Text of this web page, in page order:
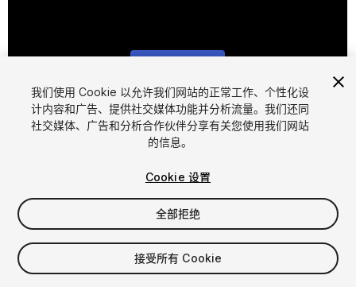
1/20
$29.99
增值税将在结算时计算
我们使用 Cookie 以允许我们网站的正常工作、个性化设
计内容和广告、提供社交媒体功能并分析流量。我们还同
社交媒体、广告和分析合作伙伴分享有关您使用我们网站
的信息。
Cookie 设置
全部拒绝
接受所有 Cookie